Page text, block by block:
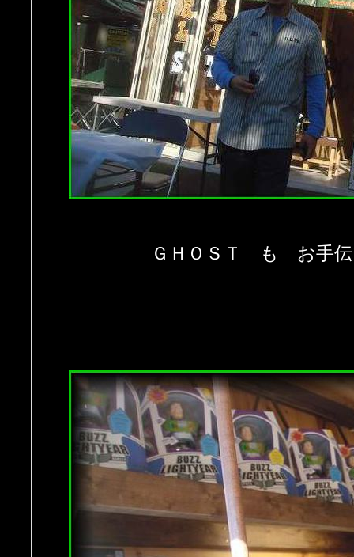
ＧＨＯＳＴ も お手伝